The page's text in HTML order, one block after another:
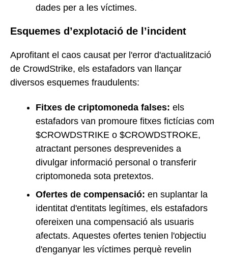
dades per a les víctimes.
Esquemes d’explotació de l’incident
Aprofitant el caos causat per l'error d'actualització
de CrowdStrike, els estafadors van llançar
diversos esquemes fraudulents:
Fitxes de criptomoneda falses: els
estafadors van promoure fitxes fictícias com
$CROWDSTRIKE o $CROWDSTROKE,
atractant persones desprevenides a
divulgar informació personal o transferir
criptomoneda sota pretextos.
Ofertes de compensació: en suplantar la
identitat d'entitats legítimes, els estafadors
ofereixen una compensació als usuaris
afectats. Aquestes ofertes tenien l'objectiu
d'enganyar les víctimes perquè revelin